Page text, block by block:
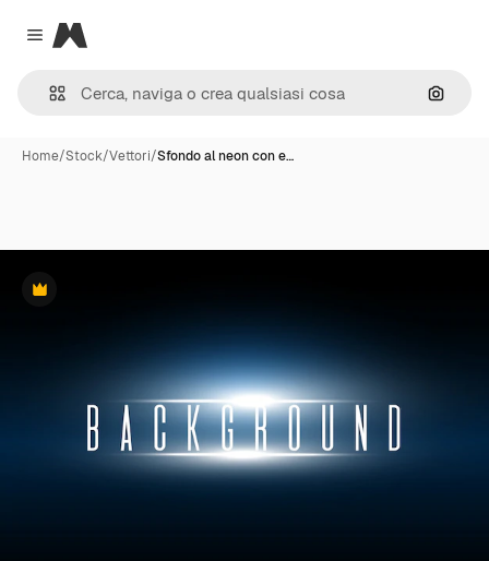
Close menu
Magnific
Cerca
Home/Stock/Vettori/Sfondo al neon con e…
Premium